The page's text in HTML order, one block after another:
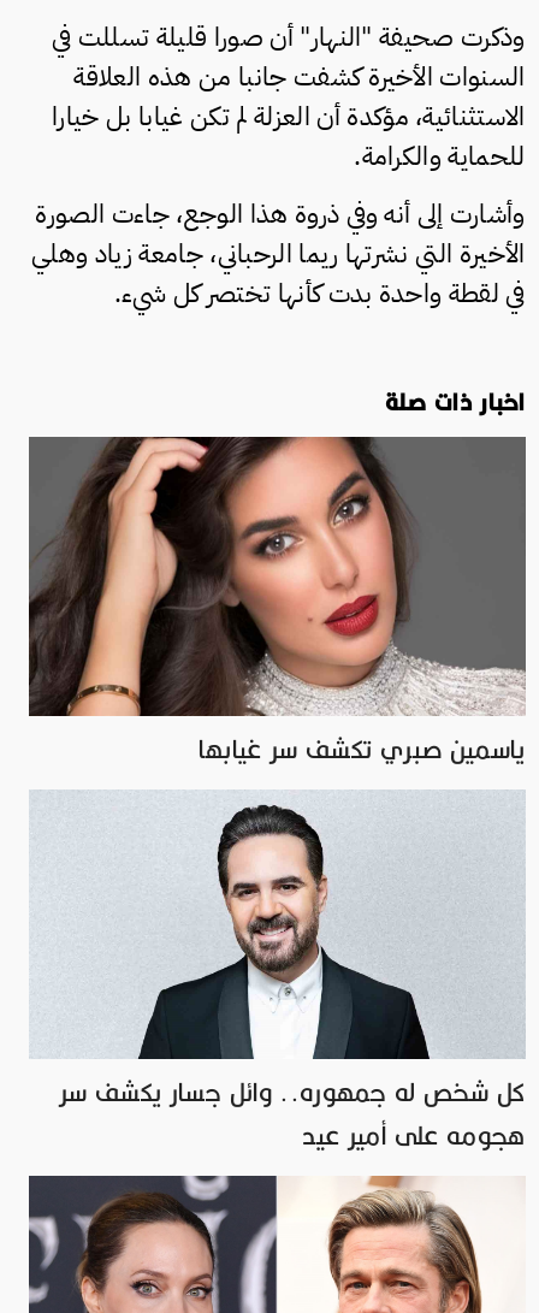
وذكرت صحيفة "النهار" أن صورا قليلة تسللت في
السنوات الأخيرة كشفت جانبا من هذه العلاقة
الاستثنائية، مؤكدة أن العزلة لم تكن غيابا بل خيارا
للحماية والكرامة.
وأشارت إلى أنه وفي ذروة هذا الوجع، جاءت الصورة
الأخيرة التي نشرتها ريما الرحباني، جامعة زياد وهلي
في لقطة واحدة بدت كأنها تختصر كل شيء.
اخبار ذات صلة
ياسمين صبري تكشف سر غيابها
كل شخص له جمهوره.. وائل جسار يكشف سر
هجومه على أمير عيد